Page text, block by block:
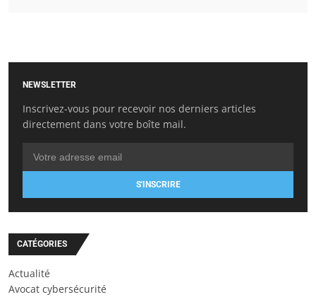
NEWSLETTER
Inscrivez-vous pour recevoir nos derniers articles
directement dans votre boîte mail.
S'INSCRIRE
CATÉGORIES
Actualité
Avocat cybersécurité